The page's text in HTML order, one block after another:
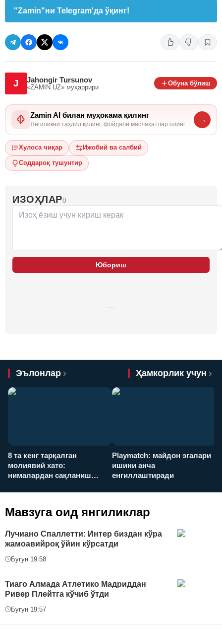
"Zamin"ни Telegram'да ўқинг!
J Jahongir Tursunov
«ZAMIN.UZ» муҳаррири
Обуна бўлиш
Zamin AI билан муҳокама қилинг
Янгиликни таҳлил қилинг, фойдали маслаҳатлар олинг
→
Хулоса чиқар Ижобий ва салбий
Соддароқ тушунтир
ИЗОҲЛАР0
Юбориш
Эълонлар Ҳамкорлик учун
8 та кенг тарқалган
молиявий хато:
нималардан сақланиш
Playmatch: майдон эгалари
ишини анча
енгиллаштиради
Мавзуга оид янгиликлар
Лучиано Спаллетти: Интер биздан кўра
жамоавийроқ ўйин кўрсатди
Бугун 19:58
Тиаго Алмада Атлетико Мадриддан
Ривер Плейтга кўчиб ўтди
Бугун 19:57